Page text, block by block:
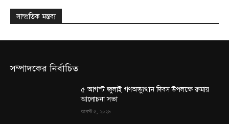
সাম্প্রতিক মন্তব্য
সম্পাদকের নির্বাচিত
৫ আগস্ট জুলাই গণঅভ্যুত্থান দিবস উপলক্ষে রুমায়
আলোচনা সভা
আগস্ট ৫, ২০২৬